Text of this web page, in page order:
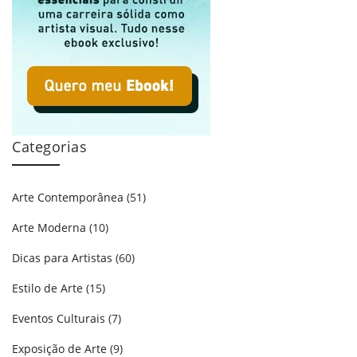
Categorias
Arte Contemporânea (51)
Arte Moderna (10)
Dicas para Artistas (60)
Estilo de Arte (15)
Eventos Culturais (7)
Exposição de Arte (9)